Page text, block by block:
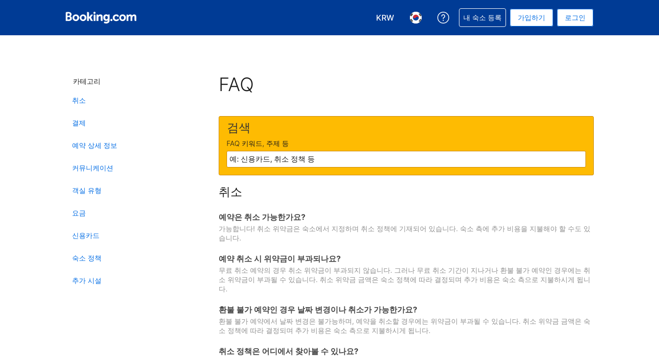
KRW
통화 선택. 현재 선택된 통화는 대한민국 원입니다
언어 선택. 현재 선택된 언어는 한국어입니다
예약과 관련해 도움을 받으실 수 있습니다
내 숙소 등록 가입하기 로그인
카테고리
취소
결제
예약 상세 정보
커뮤니케이션
객실 유형
요금
신용카드
숙소 정책
추가 시설
FAQ
검색
FAQ 키워드, 주제 등
취소
예약은 취소 가능한가요?
가능합니다! 취소 위약금은 숙소에서 지정하며 취소 정책에 기재되어 있습니다. 숙소 측에 추가 비용을 지불해야 할 수도 있
습니다.
예약 취소 시 위약금이 부과되나요?
무료 취소 예약의 경우 취소 위약금이 부과되지 않습니다. 그러나 무료 취소 기간이 지나거나 환불 불가 예약인 경우에는 취
소 위약금이 부과될 수 있습니다. 취소 위약금 금액은 숙소 정책에 따라 결정되며 추가 비용은 숙소 측으로 지불하시게 됩니
다.
환불 불가 예약인 경우 날짜 변경이나 취소가 가능한가요?
환불 불가 예약에서 날짜 변경은 불가능하며, 예약을 취소할 경우에는 위약금이 부과될 수 있습니다. 취소 위약금 금액은 숙
소 정책에 따라 결정되며 추가 비용은 숙소 측으로 지불하시게 됩니다.
취소 정책은 어디에서 찾아볼 수 있나요?